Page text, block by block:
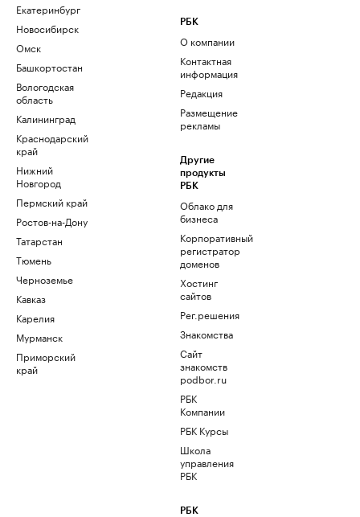
Екатеринбург
Новосибирск
Омск
Башкортостан
Вологодская
область
Калининград
Краснодарский
край
Нижний
Новгород
Пермский край
Ростов-на-Дону
Татарстан
Тюмень
Черноземье
Кавказ
Карелия
Мурманск
Приморский
край
РБК
О компании
Контактная
информация
Редакция
Размещение
рекламы
Другие
продукты
РБК
Облако для
бизнеса
Корпоративный
регистратор
доменов
Хостинг
сайтов
Рег.решения
Знакомства
Сайт
знакомств
podbor.ru
РБК
Компании
РБК Курсы
Школа
управления
РБК
РБК